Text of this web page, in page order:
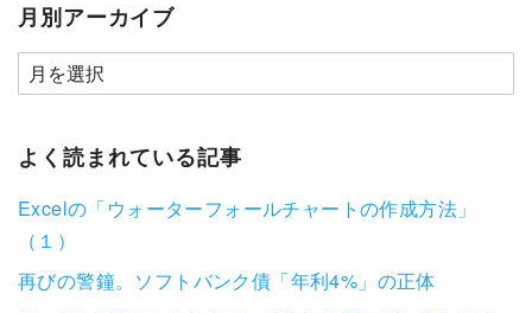
月別アーカイブ
よく読まれている記事
Excelの「ウォーターフォールチャートの作成方法」
（１）
再びの警鐘。ソフトバンク債「年利4%」の正体